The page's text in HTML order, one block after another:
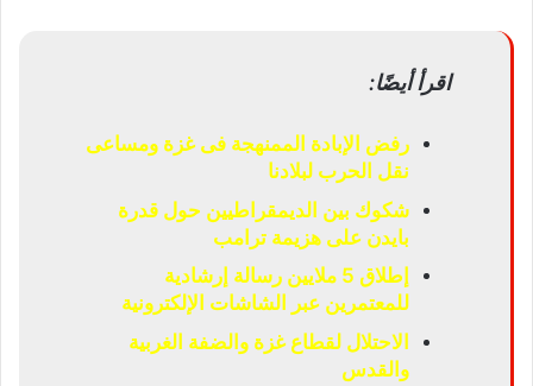
اقرأ أيضًا:
رفض الإبادة الممنهجة فى غزة ومساعى
نقل الحرب لبلادنا
شكوك بين الديمقراطيين حول قدرة
بايدن على هزيمة ترامب
إطلاق 5 ملايين رسالة إرشادية
للمعتمرين عبر الشاشات الإلكترونية
الاحتلال لقطاع غزة والضفة الغربية
والقدس